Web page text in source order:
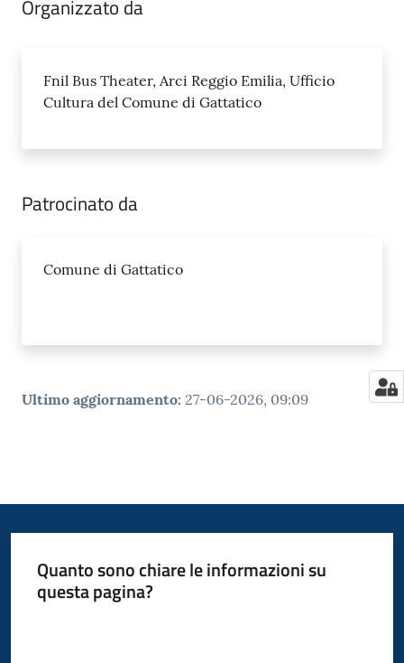
Organizzato da
Fnil Bus Theater, Arci Reggio Emilia, Ufficio
Cultura del Comune di Gattatico
Patrocinato da
Comune di Gattatico
Ultimo aggiornamento: 27-06-2026, 09:09
Quanto sono chiare le informazioni su
questa pagina?